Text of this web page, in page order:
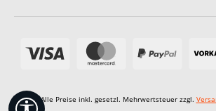
Alle Preise inkl. gesetzl. Mehrwertsteuer zzgl.
Werkzeugleiste anzeigen